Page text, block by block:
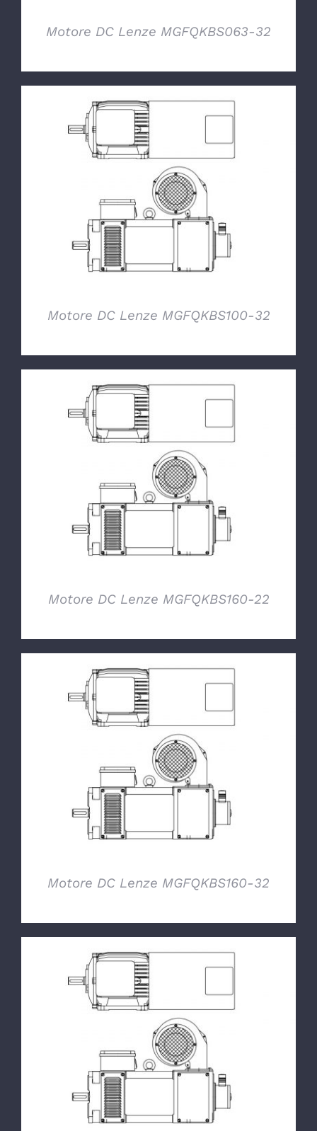
Motore DC Lenze MGFQKBS063-32
DETTAGLI
Motore DC Lenze MGFQKBS100-32
DETTAGLI
Motore DC Lenze MGFQKBS160-22
DETTAGLI
Motore DC Lenze MGFQKBS160-32
DETTAGLI